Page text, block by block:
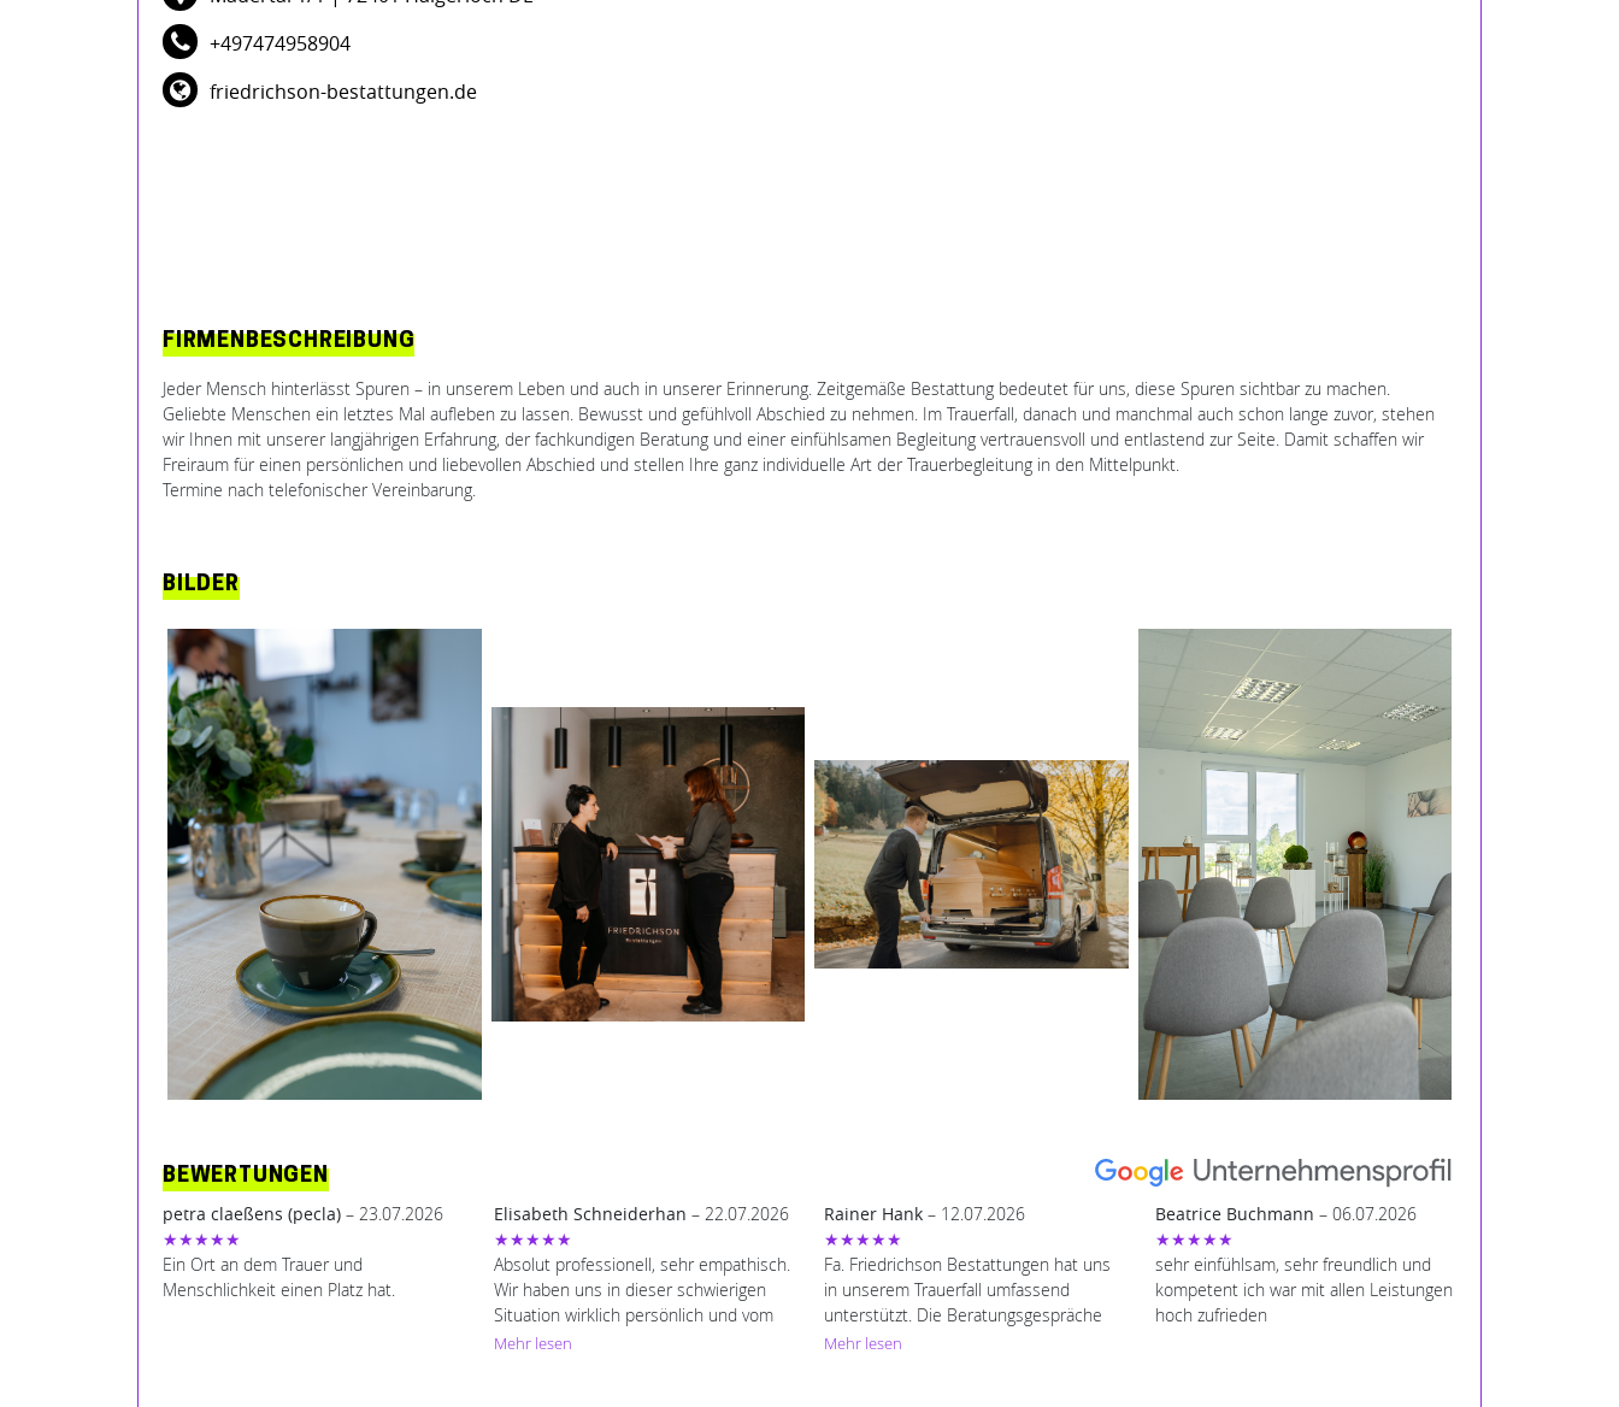
+497474958904
friedrichson-bestattungen.de
FIRMENBESCHREIBUNG
Jeder Mensch hinterlässt Spuren – in unserem Leben und auch in unserer Erinnerung. Zeitgemäße Bestattung bedeutet für uns, diese Spuren sichtbar zu machen.
Geliebte Menschen ein letztes Mal aufleben zu lassen. Bewusst und gefühlvoll Abschied zu nehmen. Im Trauerfall, danach und manchmal auch schon lange zuvor, stehen
wir Ihnen mit unserer langjährigen Erfahrung, der fachkundigen Beratung und einer einfühlsamen Begleitung vertrauensvoll und entlastend zur Seite. Damit schaffen wir
Freiraum für einen persönlichen und liebevollen Abschied und stellen Ihre ganz individuelle Art der Trauerbegleitung in den Mittelpunkt.
Termine nach telefonischer Vereinbarung.
BILDER
BEWERTUNGEN
petra claeßens (pecla) – 23.07.2026
★★★★★
Ein Ort an dem Trauer und
Menschlichkeit einen Platz hat.
Elisabeth Schneiderhan – 22.07.2026
★★★★★
Absolut professionell, sehr empathisch.
Wir haben uns in dieser schwierigen
Situation wirklich persönlich und vom
Ablauf her bestens versorgt gefühlt.
Mehr lesen
Rainer Hank – 12.07.2026
★★★★★
Fa. Friedrichson Bestattungen hat uns
in unserem Trauerfall umfassend
unterstützt. Die Beratungsgespräche
fanden in einer ruhigen und der
Mehr lesen
Beatrice Buchmann – 06.07.2026
★★★★★
sehr einfühlsam, sehr freundlich und
kompetent ich war mit allen Leistungen
hoch zufrieden